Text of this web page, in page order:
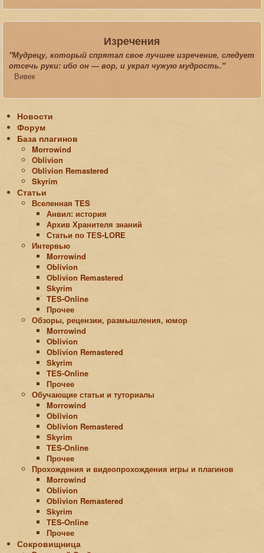
Изречения
"Мудрецу, который спрятал свое лучшее изречение, следует
отсечь руки: ибо он — вор, и украл чужую мудрость."
Вивек
Новости
Форум
База плагинов
Morrowind
Oblivion
Oblivion Remastered
Skyrim
Статьи
Вселенная TES
Анвил: история
Архив Хранителя знаний
Статьи по ТЕS-LORE
Интервью
Morrowind
Oblivion
Oblivion Remastered
Skyrim
TES-Online
Прочее
Обзоры, рецензии, размышления, юмор
Morrowind
Oblivion
Oblivion Remastered
Skyrim
TES-Online
Прочее
Обучающие статьи и туториалы
Morrowind
Oblivion
Oblivion Remastered
Skyrim
TES-Online
Прочее
Прохождения и видеопрохождения игры и плагинов
Morrowind
Oblivion
Oblivion Remastered
Skyrim
TES-Online
Прочее
Сокровищница